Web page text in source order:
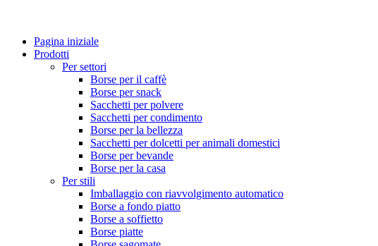
Pagina iniziale
Prodotti
Per settori
Borse per il caffè
Borse per snack
Sacchetti per polvere
Sacchetti per condimento
Borse per la bellezza
Sacchetti per dolcetti per animali domestici
Borse per bevande
Borse per la casa
Per stili
Imballaggio con riavvolgimento automatico
Borse a fondo piatto
Borse a soffietto
Borse piatte